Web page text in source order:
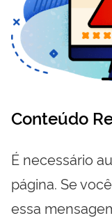
Conteúdo
É necessário
página. Se
essa